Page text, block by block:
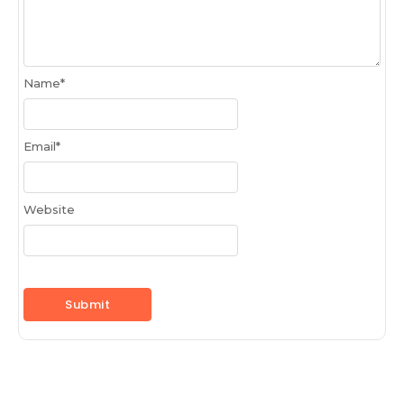
Name*
Email*
Website